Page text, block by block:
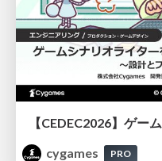
cygames
PRO